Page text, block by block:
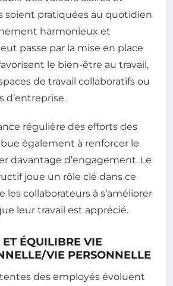
soient pratiquées au quotidien
harmonieux et
passe par la mise en place
le bien-être au travail,
de travail collaboratifs ou
d’entreprise.
régulière des efforts des
également à renforcer le
davantage d’engagement. Le
joue un rôle clé dans ce
les collaborateurs à s’améliorer
leur travail est apprécié.
ÉQUILIBRE VIE
VIE PERSONNELLE
des employés évoluent